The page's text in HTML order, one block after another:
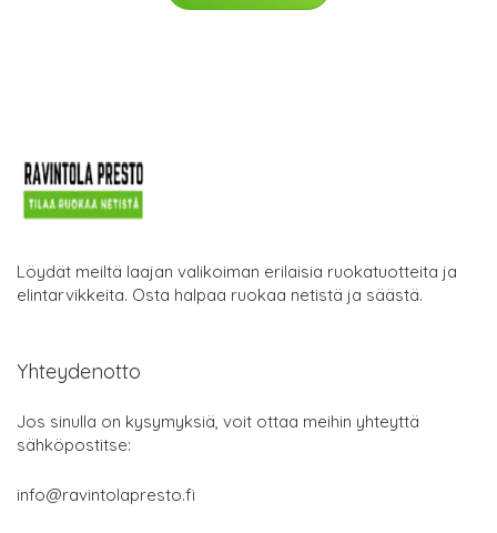
Löydät meiltä laajan valikoiman erilaisia ruokatuotteita ja
elintarvikkeita. Osta halpaa ruokaa netistä ja säästä.
Yhteydenotto
Jos sinulla on kysymyksiä, voit ottaa meihin yhteyttä
sähköpostitse:
info@ravintolapresto.fi